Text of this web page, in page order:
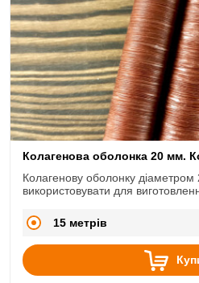
Колагенова оболонка 20 мм.
Колагенову оболонку
використовувати для
15 метрів